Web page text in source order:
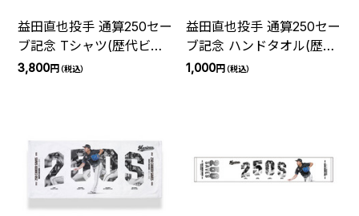
益田直也投手 通算250セー
ブ記念 Tシャツ(歴代ビジ
ュアル)
3,800円（税込）
益田直也投手 通算250セー
ブ記念 ハンドタオル(歴代
ビジュアル)
1,000円（税込）